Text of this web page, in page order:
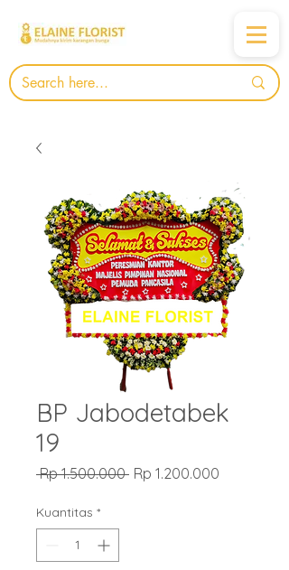
BP Jabodetabek
19
Rp 1.500.000 Harga
Rp 1.200.000
Kuantitas *